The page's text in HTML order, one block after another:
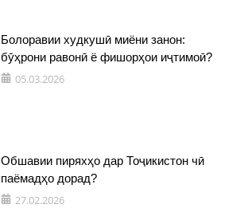
Болоравии худкушӣ миёни занон:
бӯҳрони равонӣ ё фишорҳои иҷтимоӣ?
05.03.2026
Обшавии пиряхҳо дар Тоҷикистон чӣ
паёмадҳо дорад?
27.02.2026